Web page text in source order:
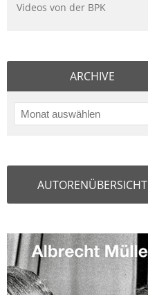
Videos von der BPK
ARCHIVE
Monat auswählen
AUTORENÜBERSICHT